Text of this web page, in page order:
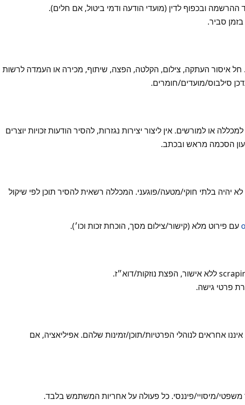
ההרשמה ובכפוף לדין (מועדי הודעה ודמי ביטול, אם חלים).
בזמן סביר.
חל איסור העתקה, צילום, הקלטה, הפצה, שיתוף, מכירה או העמדה לרשות
סילבוס/מועדים/חומרים.
או למורשים. אין ליצור יצירות נגזרות, להסיר הודעות זכויות יוצרים
הסכמה מראש ובכתב.
יהיה בלתי חוקי/מטעה/פוגעני. המכללה רשאית להסיר תוכן לפי שיקול
עם פירוט מלא (קישור/צילום מסך, הוכחת זכות וכו׳).
פרטי גישה.
איננו אחראים לנוהלי הפרטיות/תוכן/זמינות שלהם. אפיליאציה, אם
משפטי/מיסויי/פיננסי. כל פעולה על אחריות המשתמש בלבד.